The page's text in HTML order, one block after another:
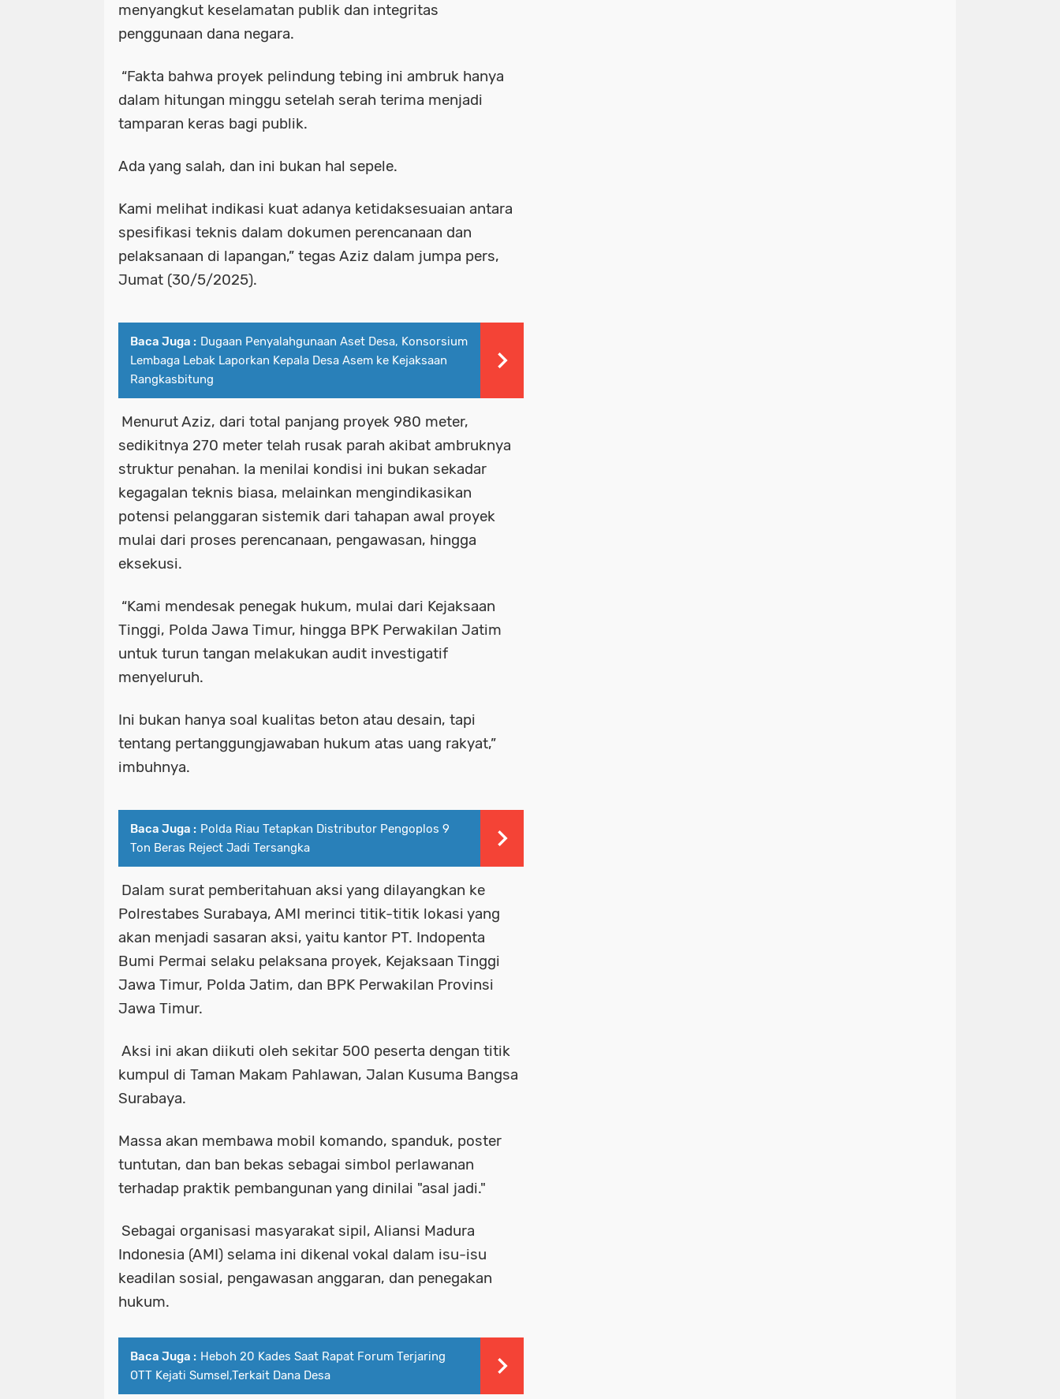
menyangkut keselamatan publik dan integritas
penggunaan dana negara.
“Fakta bahwa proyek pelindung tebing ini ambruk hanya
dalam hitungan minggu setelah serah terima menjadi
tamparan keras bagi publik.
Ada yang salah, dan ini bukan hal sepele.
Kami melihat indikasi kuat adanya ketidaksesuaian antara
spesifikasi teknis dalam dokumen perencanaan dan
pelaksanaan di lapangan,” tegas Aziz dalam jumpa pers,
Jumat (30/5/2025).
Baca Juga : Dugaan Penyalahgunaan Aset Desa, Konsorsium
Lembaga Lebak Laporkan Kepala Desa Asem ke Kejaksaan
Rangkasbitung
Menurut Aziz, dari total panjang proyek 980 meter,
sedikitnya 270 meter telah rusak parah akibat ambruknya
struktur penahan. Ia menilai kondisi ini bukan sekadar
kegagalan teknis biasa, melainkan mengindikasikan
potensi pelanggaran sistemik dari tahapan awal proyek
mulai dari proses perencanaan, pengawasan, hingga
eksekusi.
“Kami mendesak penegak hukum, mulai dari Kejaksaan
Tinggi, Polda Jawa Timur, hingga BPK Perwakilan Jatim
untuk turun tangan melakukan audit investigatif
menyeluruh.
Ini bukan hanya soal kualitas beton atau desain, tapi
tentang pertanggungjawaban hukum atas uang rakyat,”
imbuhnya.
Baca Juga : Polda Riau Tetapkan Distributor Pengoplos 9
Ton Beras Reject Jadi Tersangka
Dalam surat pemberitahuan aksi yang dilayangkan ke
Polrestabes Surabaya, AMI merinci titik-titik lokasi yang
akan menjadi sasaran aksi, yaitu kantor PT. Indopenta
Bumi Permai selaku pelaksana proyek, Kejaksaan Tinggi
Jawa Timur, Polda Jatim, dan BPK Perwakilan Provinsi
Jawa Timur.
Aksi ini akan diikuti oleh sekitar 500 peserta dengan titik
kumpul di Taman Makam Pahlawan, Jalan Kusuma Bangsa
Surabaya.
Massa akan membawa mobil komando, spanduk, poster
tuntutan, dan ban bekas sebagai simbol perlawanan
terhadap praktik pembangunan yang dinilai "asal jadi."
Sebagai organisasi masyarakat sipil, Aliansi Madura
Indonesia (AMI) selama ini dikenal vokal dalam isu-isu
keadilan sosial, pengawasan anggaran, dan penegakan
hukum.
Baca Juga : Heboh 20 Kades Saat Rapat Forum Terjaring
OTT Kejati Sumsel,Terkait Dana Desa